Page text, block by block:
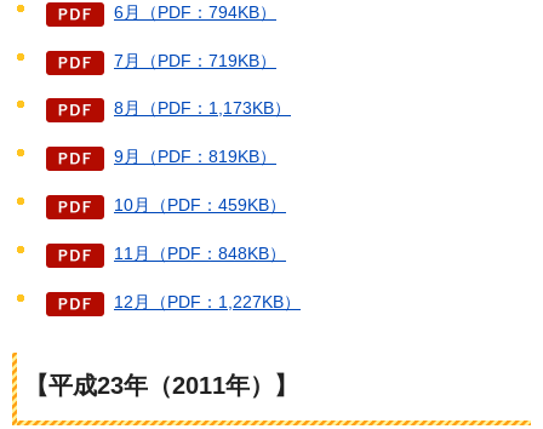
6月（PDF：794KB）
7月（PDF：719KB）
8月（PDF：1,173KB）
9月（PDF：819KB）
10月（PDF：459KB）
11月（PDF：848KB）
12月（PDF：1,227KB）
【平成23年（2011年）】